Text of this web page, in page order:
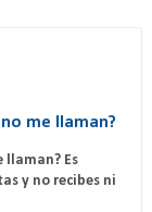
no me llaman?
llaman? Es
y no recibes ni